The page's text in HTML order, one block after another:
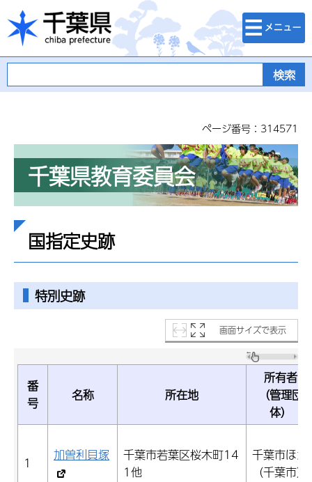
千葉県
検索・メニュ
ー
ページ番号：314571
千葉県教育委員会
国指定史跡
特別史跡
画面サイズで表示
番
号
名称 所在地
所有者
（管理団
体）
1 加曽利貝塚
千葉市若葉区桜木町14
1他
千葉市ほか
（千葉市）